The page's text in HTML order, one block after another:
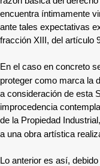
encuentra íntimamente
ante tales expectativas
fracción XIII, del artículo
En el caso en concreto
proteger como marca la
a consideración de esta
improcedencia
de la Propiedad
a una obra artística
Lo anterior es así,